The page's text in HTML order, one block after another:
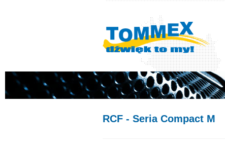
RCF - Seria Compact M